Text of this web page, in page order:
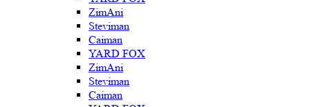
ZimAni
Steviman
Caiman
YARD FOX
ZimAni
Steviman
Caiman